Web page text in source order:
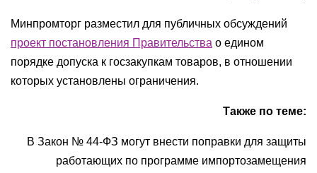
Минпромторг разместил для публичных обсуждений
проект постановления Правительства о едином
порядке допуска к госзакупкам товаров, в отношении
которых установлены ограничения.
Также по теме:
В Закон № 44-ФЗ могут внести поправки для защиты
работающих по программе импортозамещения